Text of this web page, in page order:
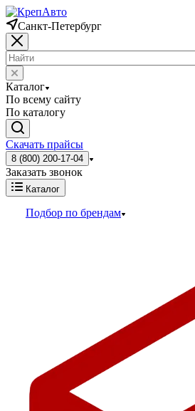
Санкт-Петербург
Каталог
По всему сайту
По каталогу
Скачать прайсы
8 (800) 200-17-04
Заказать звонок
Каталог
Подбор по брендам